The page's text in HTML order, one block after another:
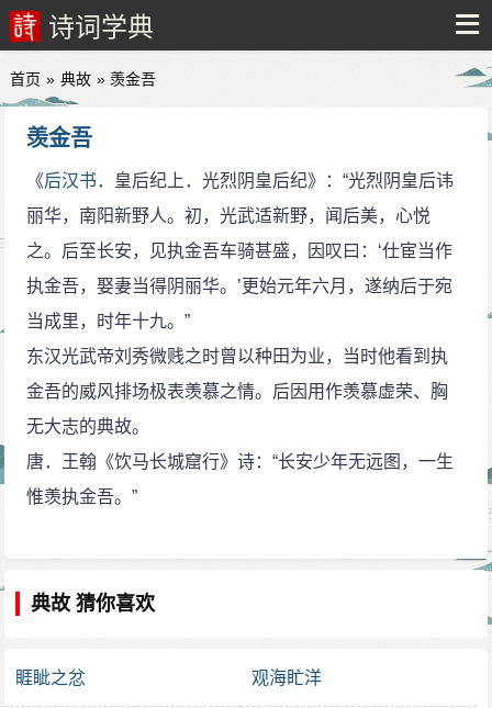
诗词学典
首页 » 典故 » 羡金吾
羡金吾
《后汉书．皇后纪上．光烈阴皇后纪》：“光烈阴皇后讳
丽华，南阳新野人。初，光武适新野，闻后美，心悦
之。后至长安，见执金吾车骑甚盛，因叹曰：‘仕宦当作
执金吾，娶妻当得阴丽华。’更始元年六月，遂纳后于宛
当成里，时年十九。”
东汉光武帝刘秀微贱之时曾以种田为业，当时他看到执
金吾的威风排场极表羡慕之情。后因用作羡慕虚荣、胸
无大志的典故。
唐．王翰《饮马长城窟行》诗：“长安少年无远图，一生
惟羡执金吾。”
典故 猜你喜欢
睚眦之忿 观海盳洋